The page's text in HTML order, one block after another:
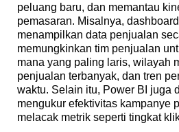
peluang baru, dan memantau
pemasaran. Misalnya,
menampilkan data penjualan
memungkinkan tim penjualan
mana yang paling laris, wilayah
penjualan terbanyak, dan tren
waktu. Selain itu, Power BI juga
mengukur efektivitas kampanye
melacak metrik seperti tingkat